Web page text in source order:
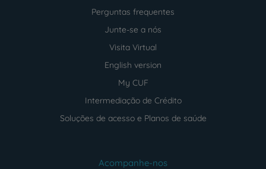
Perguntas frequentes
Junte-se a nós
Visita Virtual
English version
My CUF
Intermediação de Crédito
Soluções de acesso e Planos de saúde
Acompanhe-nos